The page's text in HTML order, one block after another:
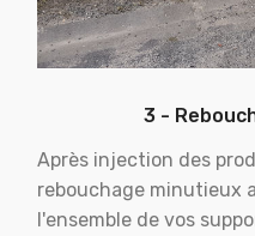
3 -
Après injection des
rebouchage minutieux
l'ensemble de vos